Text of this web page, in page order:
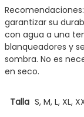
garantizar su
con agua a una
blanqueadores y
sombra. No es
en seco.
Talla S, M, L, XL,